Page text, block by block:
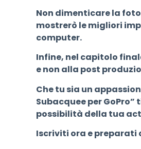
Non dimenticare la
mostrerò le migliori
computer.
Infine, nel capitolo
e non alla post
Che tu sia un
Subacquee per
possibilità della tua
Iscriviti ora e preparati